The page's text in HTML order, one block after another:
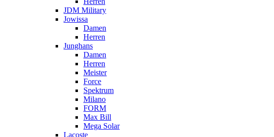
JDM Military
Jowissa
Damen
Herren
Junghans
Damen
Herren
Meister
Force
Spektrum
Milano
FORM
Max Bill
Mega Solar
Lacoste